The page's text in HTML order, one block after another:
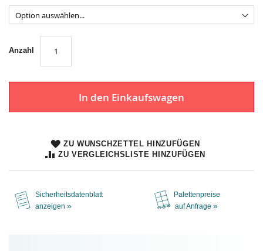
Anzahl
In den Einkaufswagen
ZU WUNSCHZETTEL HINZUFÜGEN
ZU VERGLEICHSLISTE HINZUFÜGEN
Sicherheitsdatenblatt
anzeigen »
Palettenpreise
auf Anfrage »